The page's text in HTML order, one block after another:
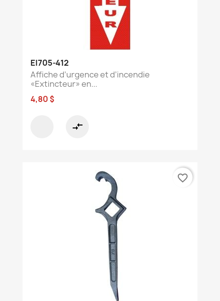
EI705-412
Affiche d’urgence et d’incendie
«Extincteur» en...
4,80 $
compare_arrows
favorite_border